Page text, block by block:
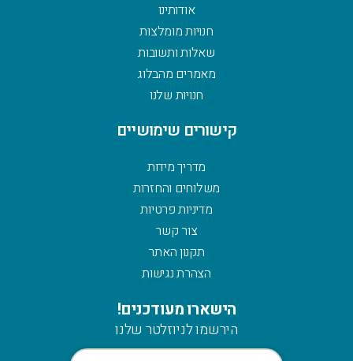
אודותינו
חנויות מומלצות
שאלות ותשובות
מאמרים מהבלוג
חנויות שלנו
קישורים שימושיים
מדריך מידות
משלוחים והחזרות
מדיניות פרטיות
צור קשר
תקנון האתר
הצהרת נגישות
הישארו מעודכנים!
הירשמו לניוזלטר שלנו